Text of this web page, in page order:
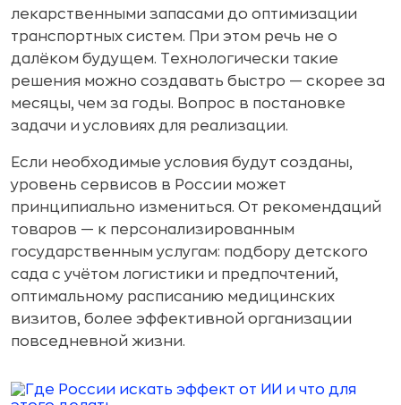
лекарственными запасами до оптимизации
транспортных систем. При этом речь не о
далёком будущем. Технологически такие
решения можно создавать быстро — скорее за
месяцы, чем за годы. Вопрос в постановке
задачи и условиях для реализации.
Если необходимые условия будут созданы,
уровень сервисов в России может
принципиально измениться. От рекомендаций
товаров — к персонализированным
государственным услугам: подбору детского
сада с учётом логистики и предпочтений,
оптимальному расписанию медицинских
визитов, более эффективной организации
повседневной жизни.